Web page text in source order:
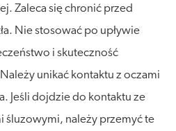
Zaleca się chronić przed
Nie stosować po upływie
i skuteczność
unikać kontaktu z oczami
Jeśli dojdzie do kontaktu ze
śluzowymi, należy przemyć te